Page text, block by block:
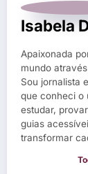
Isabela
Apaixonada
mundo
Sou jornalista
que conheci o
estudar,
guias
transformar